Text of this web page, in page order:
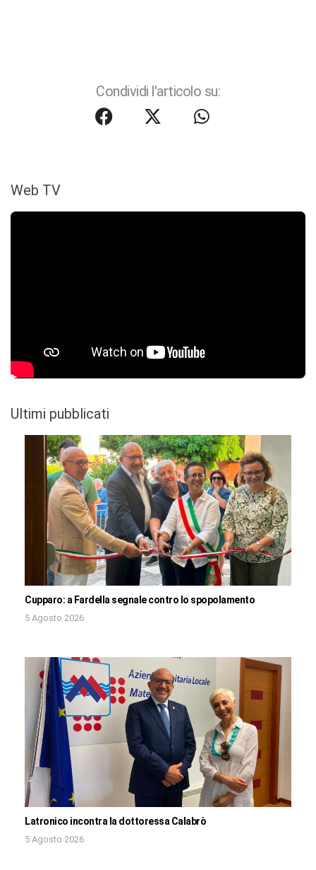
Condividi l'articolo su:
Web TV
Ultimi pubblicati
Cupparo: a Fardella segnale contro lo spopolamento
5 Agosto 2026
Latronico incontra la dottoressa Calabrò
5 Agosto 2026